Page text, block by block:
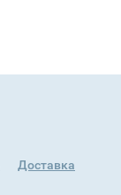
Доставка